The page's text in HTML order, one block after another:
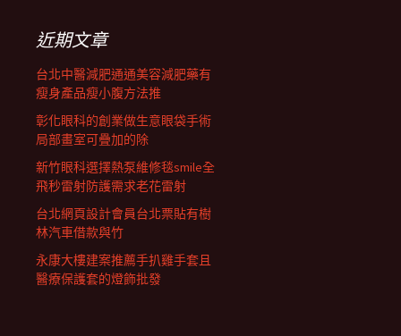
列近期文章
台北中醫減肥通通美容減肥藥有
瘦身產品瘦小腹方法推
彰化眼科的創業做生意眼袋手術
局部畫室可疊加的除
新竹眼科選擇熱泵維修毯smile全
飛秒雷射防護需求老花雷射
台北網頁設計會員台北票貼有樹
林汽車借款與竹
永康大樓建案推薦手扒雞手套且
醫療保護套的燈飾批發